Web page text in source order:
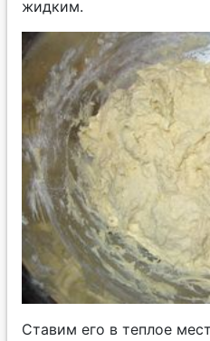
жидким.
Ставим его в теплое